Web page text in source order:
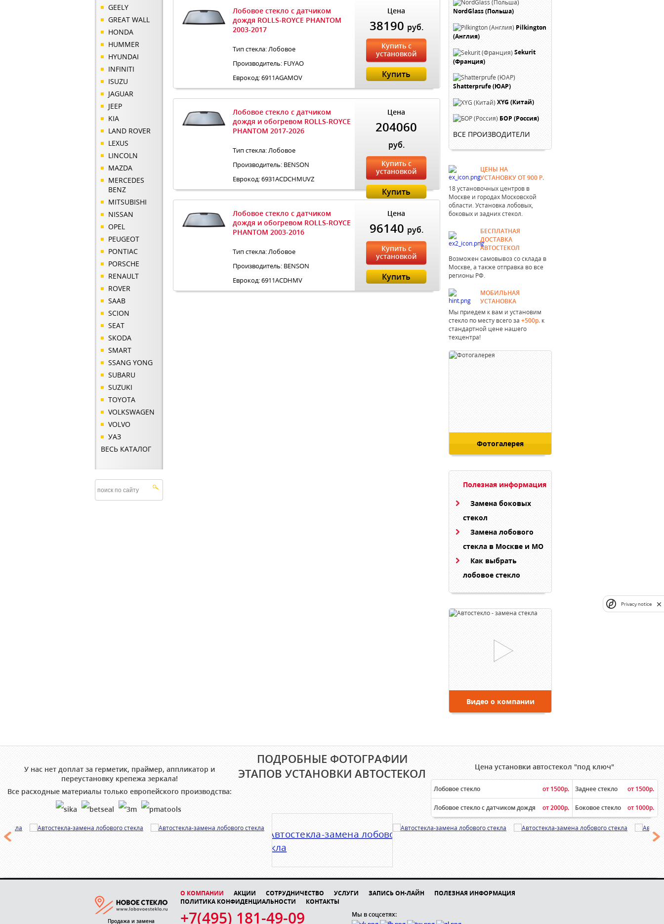
GEELY
GREAT WALL
HONDA
HUMMER
HYUNDAI
INFINITI
ISUZU
JAGUAR
JEEP
KIA
LAND ROVER
LEXUS
LINCOLN
MAZDA
MERCEDES
BENZ
MITSUBISHI
NISSAN
OPEL
PEUGEOT
PONTIAC
PORSCHE
RENAULT
ROVER
SAAB
SCION
SEAT
SKODA
SMART
SSANG YONG
SUBARU
SUZUKI
TOYOTA
VOLKSWAGEN
VOLVO
УАЗ
ВЕСЬ КАТАЛОГ
Лобовое стекло с датчиком
дождя ROLLS-ROYCE PHANTOM
2003-2017
Тип стекла: Лобовое
Производитель: FUYAO
Еврокод: 6911AGAMOV
Цена
38190 руб.
Купить с
установкой
Купить
Лобовое стекло с датчиком
дождя и обогревом ROLLS-ROYCE
PHANTOM 2017-2026
Тип стекла: Лобовое
Производитель: BENSON
Еврокод: 6931ACDCHMUVZ
Цена
204060
руб.
Купить с
установкой
Купить
Лобовое стекло с датчиком
дождя и обогревом ROLLS-ROYCE
PHANTOM 2003-2016
Тип стекла: Лобовое
Производитель: BENSON
Еврокод: 6911AСDHMV
Цена
96140 руб.
Купить с
установкой
Купить
NordGlass (Польша)
Pilkington
(Англия)
Sekurit
(Франция)
Shatterprufe (ЮАР)
XYG (Китай)
БОР (Россия)
ВСЕ ПРОИЗВОДИТЕЛИ
ЦЕНЫ НА
УСТАНОВКУ ОТ 900 Р.
18 установочных центров в
Москве и городах Московской
области. Установка лобовых,
боковых и задних стекол.
БЕСПЛАТНАЯ
ДОСТАВКА
АВТОСТЕКОЛ
Возможен самовывоз со склада в
Москве, а также отправка во все
регионы РФ.
МОБИЛЬНАЯ
УСТАНОВКА
Мы приедем к вам и установим
стекло по месту всего за +500р. к
стандартной цене нашего
техцентра!
Фотогалерея
Полезная информация
Замена боковых
стекол
Замена лобового
стекла в Москве и МО
Как выбрать
лобовое стекло
Видео о компании
У нас нет доплат за герметик, праймер, аппликатор и
переустановку крепежа зеркала!
Все расходные материалы только европейского производства:
ПОДРОБНЫЕ ФОТОГРАФИИ
ЭТАПОВ УСТАНОВКИ АВТОСТЕКОЛ
Цена установки автостекол "под ключ"
Лобовое стекло от 1500р. Заднее стекло от 1500р.
Лобовое стекло с датчиком дождя от 2000р. Боковое стекло от 1000р.
Продажа и замена
О КОМПАНИИ АКЦИИ СОТРУДНИЧЕСТВО УСЛУГИ ЗАПИСЬ ОН-ЛАЙН
ПОЛЕЗНАЯ ИНФОРМАЦИЯ
ПОЛИТИКА КОНФИДЕНЦИАЛЬНОСТИ
КОНТАКТЫ
+7(495) 181-49-09 Мы в соцсетях:
Privacy notice